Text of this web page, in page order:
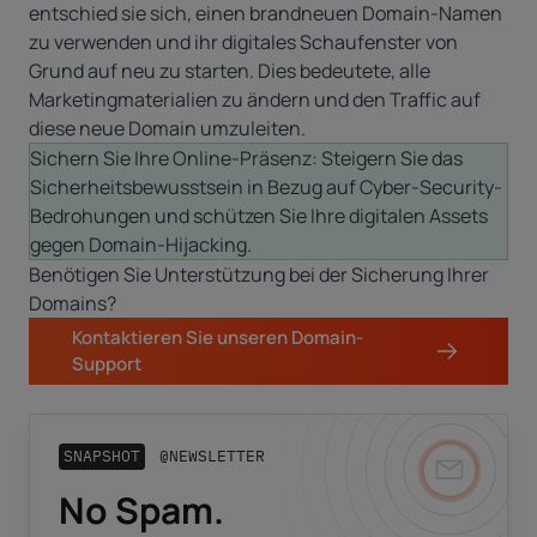
entschied sie sich, einen brandneuen Domain-Namen
zu verwenden und ihr digitales Schaufenster von
Grund auf neu zu starten. Dies bedeutete, alle
Marketingmaterialien zu ändern und den Traffic auf
diese neue Domain umzuleiten.
Sichern Sie Ihre Online-Präsenz: Steigern Sie das
Sicherheitsbewusstsein in Bezug auf Cyber-Security-
Bedrohungen und schützen Sie Ihre digitalen Assets
gegen Domain-Hijacking.
Benötigen Sie Unterstützung bei der Sicherung Ihrer
Domains?
Kontaktieren Sie unseren Domain-
Support
SNAPSHOT @NEWSLETTER
No Spam.
Business-E-Mail*